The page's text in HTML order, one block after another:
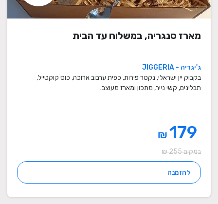
מארז סנגריה, במשלוח עד הבית
ג'יגריה - JIGGERIA
בקבוק יין ישראלי, נקטר פירות, כפית ערבוב ארוכה, כוס קוקטייל,
תבלינים, קשי נייר, מתכון ומארז מעוצב.
₪
במקום 255 ₪
להזמנה